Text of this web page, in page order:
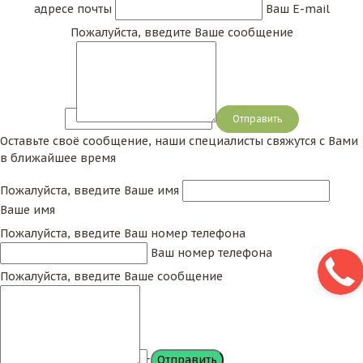
итальянского кафе. Не менее интересной Вам
может показатьсямебель для ресторана в стиле
адресе почты
Ваш E-mail
Пожалуйста, введите Ваше сообщение
Сообщение
Оставьте своё сообщение, наши специалисты свяжутся с Вами
в ближайшее время
Пожалуйста, введите Ваше имя
Ваше имя
Пожалуйста, введите Ваш номер телефона
Ваш номер телефона
Пожалуйста, введите Ваше сообщение